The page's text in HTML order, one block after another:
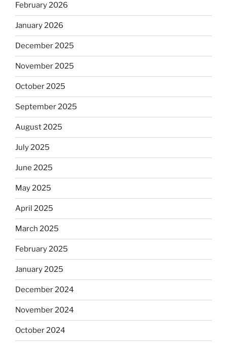
February 2026
January 2026
December 2025
November 2025
October 2025
September 2025
August 2025
July 2025
June 2025
May 2025
April 2025
March 2025
February 2025
January 2025
December 2024
November 2024
October 2024